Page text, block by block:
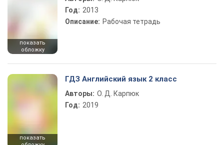
показать
обложку
Год: 2013
Описание: Рабочая тетрадь
показать
ГДЗ Английский язык 2 класс
Авторы: О. Д. Карпюк
Год: 2019